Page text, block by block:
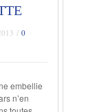
/ 0
embellie
n’en